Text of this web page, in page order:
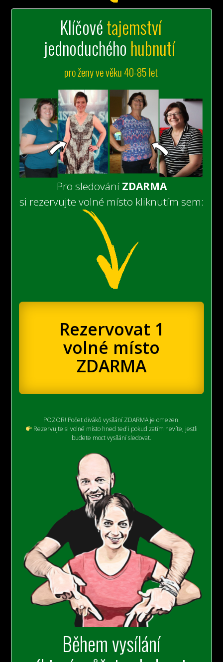
Klíčovétajemství
jednoduchého hubnutí
pro ženy ve věku 40-85 let
Pro sledováníZDARMA
si rezervujte volné místo kliknutím sem:
Rezervovat 1
volné místo
ZDARMA
POZOR! Počet diváků vysílání ZDARMA je omezen.
Rezervujte si volné místo hned teď i pokud zatím nevíte, jestli
budete moct vysílání sledovat.
Během vysílání